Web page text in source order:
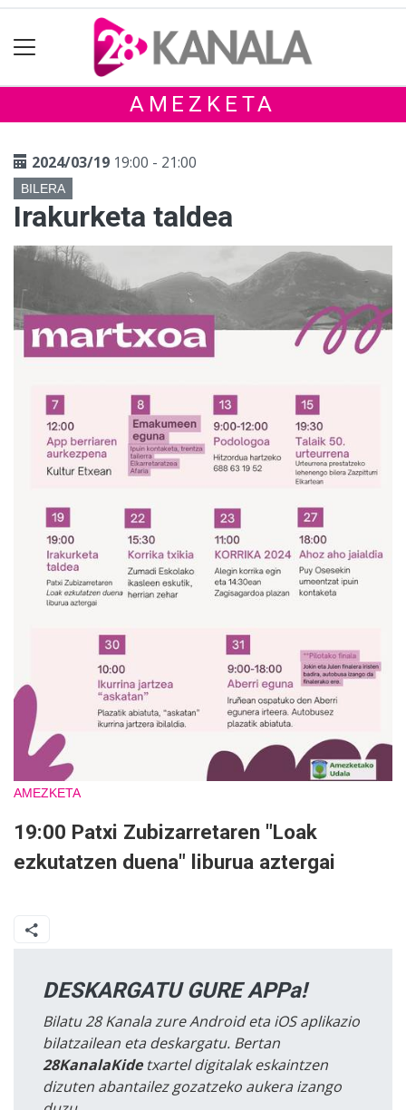
AMEZKETA
2024/03/19 19:00 - 21:00
BILERA
Irakurketa taldea
AMEZKETA
19:00 Patxi Zubizarretaren "Loak
ezkutatzen duena" liburua aztergai
DESKARGATU GURE APPa!
Bilatu 28 Kanala zure Android eta iOS aplikazio
bilatzailean eta deskargatu. Bertan
28KanalaKidetxartel digitalak eskaintzen
dizuten abantailez gozatzeko aukera izango